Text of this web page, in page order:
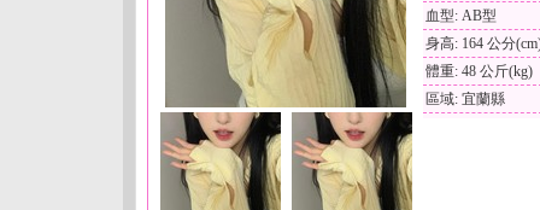
血型: AB型
身高: 164 公分
體重: 48 公斤(kg)
區域: 宜蘭縣